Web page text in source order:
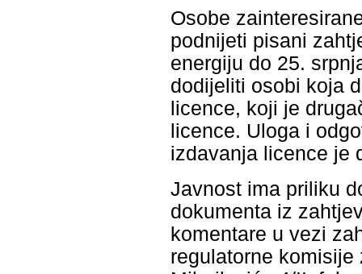
Osobe
podnijeti pisani
energiju do 25.
dodijeliti osobi koja
licence, koji je
licence. Uloga i
izdavanja licence je
Javnost ima priliku
dokumenta iz
komentare u vezi
regulatorne